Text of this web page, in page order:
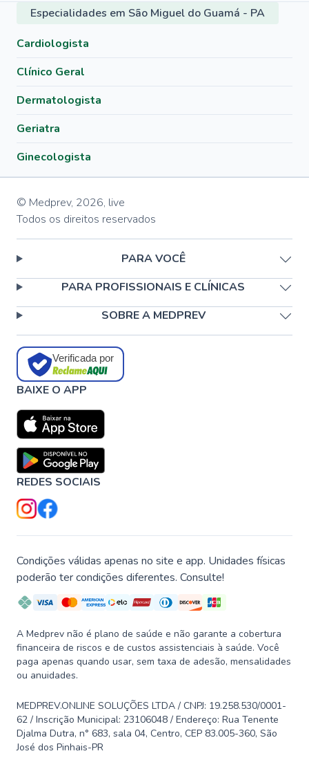
Especialidades em São Miguel do Guamá - PA
Cardiologista
Clínico Geral
Dermatologista
Geriatra
Ginecologista
© Medprev, 2026, live
Todos os direitos reservados
PARA VOCÊ
PARA PROFISSIONAIS E CLÍNICAS
SOBRE A MEDPREV
Verificada por
BAIXE O APP
REDES SOCIAIS
Condições válidas apenas no site e app. Unidades físicas
poderão ter condições diferentes. Consulte!
A Medprev não é plano de saúde e não garante a cobertura
financeira de riscos e de custos assistenciais à saúde. Você
paga apenas quando usar, sem taxa de adesão, mensalidades
ou anuidades.
MEDPREV.ONLINE SOLUÇÕES LTDA / CNPJ: 19.258.530/0001-
62 / Inscrição Municipal: 23106048 / Endereço: Rua Tenente
Djalma Dutra, n° 683, sala 04, Centro, CEP 83.005-360, São
José dos Pinhais-PR